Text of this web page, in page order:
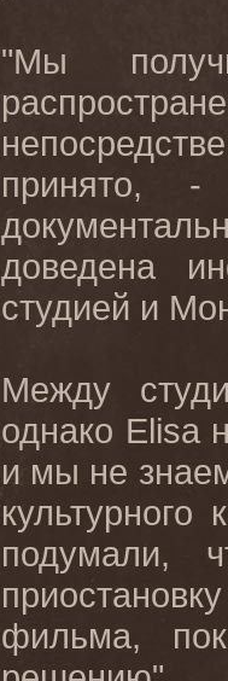
"Мы
принято,
доведена
студией и
Между
однако Elisa
и мы не
подумали,
фильма,